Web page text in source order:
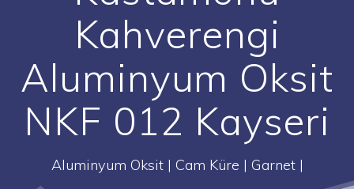
Kahverengi
Aluminyum Oksit
NKF 012 Kayseri
Aluminyum Oksit | Cam Küre | Garnet |